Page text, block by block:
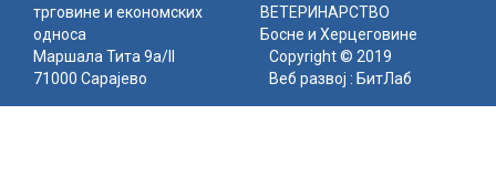
трговине и економских
односа
ВЕТЕРИНАРСТВО
Босне и Херцеговине
Маршала Тита 9а/II
71000 Сарајево
Copyright © 2019
Веб развој : БитЛаб